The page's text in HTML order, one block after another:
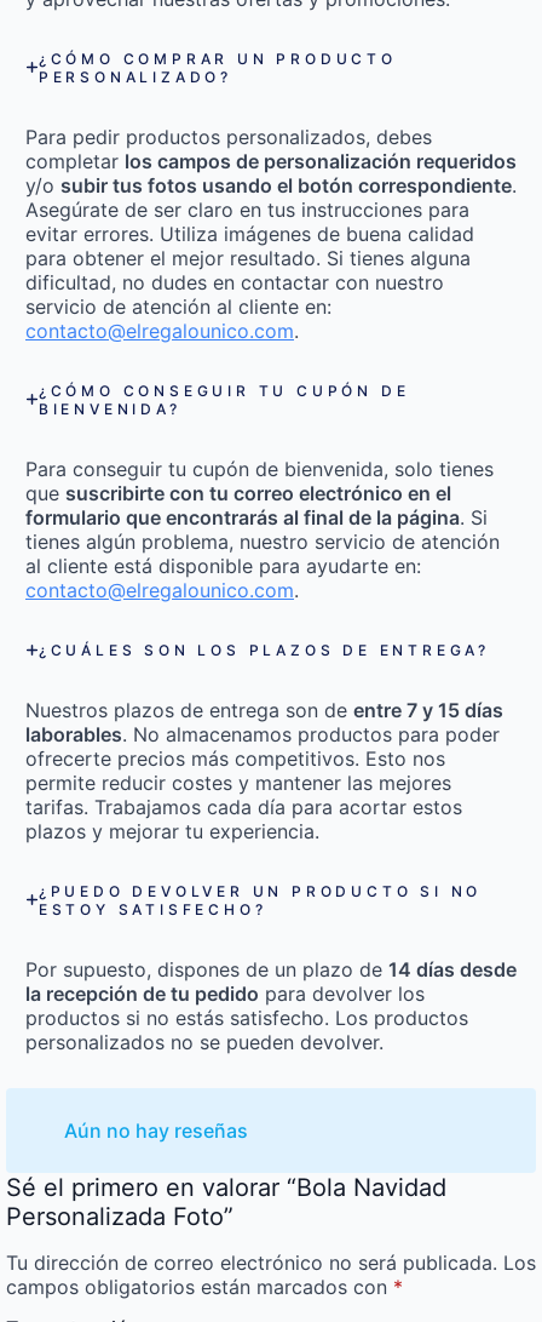
¿CÓMO COMPRAR UN PRODUCTO
PERSONALIZADO?
Para pedir productos personalizados, debes
completar los campos de personalización requeridos
y/o subir tus fotos usando el botón correspondiente.
Asegúrate de ser claro en tus instrucciones para
evitar errores. Utiliza imágenes de buena calidad
para obtener el mejor resultado. Si tienes alguna
dificultad, no dudes en contactar con nuestro
servicio de atención al cliente en:
contacto@elregalounico.com.
¿CÓMO CONSEGUIR TU CUPÓN DE
BIENVENIDA?
Para conseguir tu cupón de bienvenida, solo tienes
que suscribirte con tu correo electrónico en el
formulario que encontrarás al final de la página. Si
tienes algún problema, nuestro servicio de atención
al cliente está disponible para ayudarte en:
contacto@elregalounico.com.
¿CUÁLES SON LOS PLAZOS DE ENTREGA?
Nuestros plazos de entrega son de entre 7 y 15 días
laborables. No almacenamos productos para poder
ofrecerte precios más competitivos. Esto nos
permite reducir costes y mantener las mejores
tarifas. Trabajamos cada día para acortar estos
plazos y mejorar tu experiencia.
¿PUEDO DEVOLVER UN PRODUCTO SI NO
ESTOY SATISFECHO?
Por supuesto, dispones de un plazo de 14 días desde
la recepción de tu pedido para devolver los
productos si no estás satisfecho. Los productos
personalizados no se pueden devolver.
Aún no hay reseñas
Sé el primero en valorar “Bola Navidad
Personalizada Foto”
Tu dirección de correo electrónico no será publicada. Los
campos obligatorios están marcados con *